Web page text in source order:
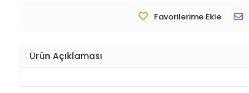
Favorilerime Ekle
Ürün Açıklaması